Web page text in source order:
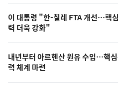
오
늘
의
사
진
이 대통령 "한-칠레 FTA 개선…핵
력 더욱 강화"
내년부터 아르헨산 원유 수입…핵
력 체계 마련